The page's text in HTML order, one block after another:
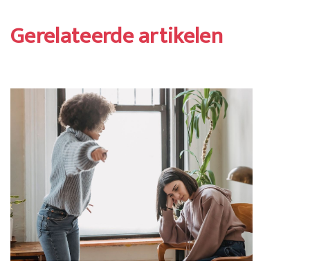
Gerelateerde artikelen